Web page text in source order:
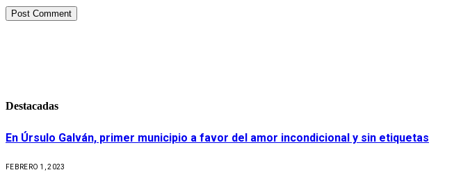
Destacadas
En Úrsulo Galván, primer municipio a favor del amor incondicional y sin etiquetas
FEBRERO 1, 2023